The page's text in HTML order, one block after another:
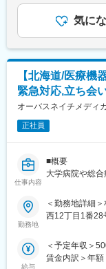
・育児休業取
■各種手当につ
家族手当、住宅
■当社について：
当社は、臨床検
イエンス」の
を確立し、広
＜主な事業内容
・臨床検査事業
・ドーピング
関） など
・取扱商品…動
動物に関わる
どをしていき
【1日の流れの
●出社後／メー
●営業開始／営
す
●帰社後／伝票
●退社（残業は
います）
■営業目標につ
担当顧客の対前
級に応じた評
なプレッシャ
す。
残業代制 超
与実績 昨年
年度の賞与は社
金はあくまで
があります。
気に
【北海道/医療機
緊急対応,立ち会
オーバスネイチメディ
正社員
仕事内容
■概要
大学病院や総
をしていただき
次世代のコアメ
■詳細
単なる製品の
勤務地
＜勤務地詳細
西12丁目1番
事業所
給与
＜予定年収＞
賃金内訳＞年